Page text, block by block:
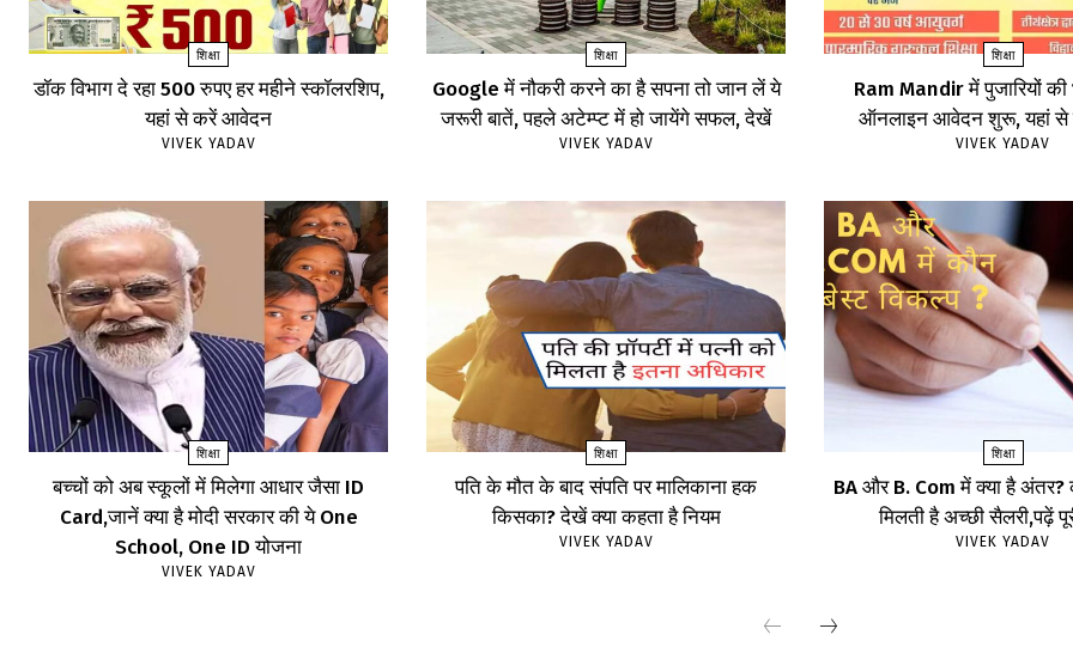
शिक्षा
डॉक विभाग दे रहा 500 रुपए हर महीने स्कॉलरशिप,
यहां से करें आवेदन
VIVEK YADAV
शिक्षा
Google में नौकरी करने का है सपना तो जान लें ये
जरूरी बातें, पहले अटेम्प्ट में हो जायेंगे सफल, देखें
VIVEK YADAV
शिक्षा
Ram Mandir में पुजारियों की
ऑनलाइन आवेदन शुरू, यहां से
VIVEK YADAV
शिक्षा
बच्चों को अब स्कूलों में मिलेगा आधार जैसा ID
Card,जानें क्या है मोदी सरकार की ये One
School, One ID योजना
VIVEK YADAV
शिक्षा
पति के मौत के बाद संपति पर मालिकाना हक
किसका? देखें क्या कहता है नियम
VIVEK YADAV
शिक्षा
BA और B. Com में क्या है अंतर?
मिलती है अच्छी सैलरी,पढ़ें
VIVEK YADAV